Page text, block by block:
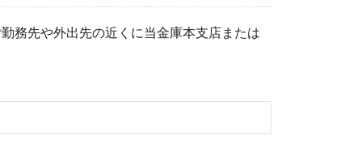
務先や外出先の近くに当金庫本支店または